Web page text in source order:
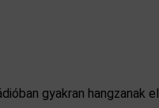
gyakran hangzanak el